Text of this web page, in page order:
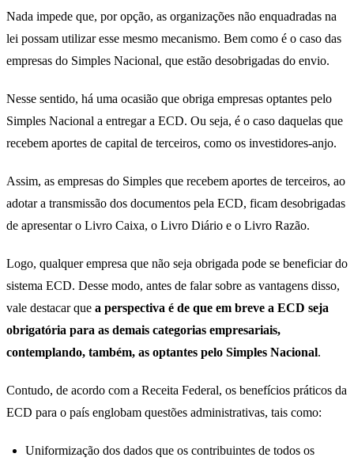
Nada impede que, por opção, as organizações não enquadradas na
lei possam utilizar esse mesmo mecanismo. Bem como é o caso das
empresas do Simples Nacional, que estão desobrigadas do envio.
Nesse sentido, há uma ocasião que obriga empresas optantes pelo
Simples Nacional a entregar a ECD. Ou seja, é o caso daquelas que
recebem aportes de capital de terceiros, como os investidores-anjo.
Assim, as empresas do Simples que recebem aportes de terceiros, ao
adotar a transmissão dos documentos pela ECD, ficam desobrigadas
de apresentar o Livro Caixa, o Livro Diário e o Livro Razão.
​Logo, qualquer empresa que não seja obrigada pode se beneficiar do
sistema ECD. Desse modo, antes de falar sobre as vantagens disso,
vale destacar que a perspectiva é de que em breve a ECD seja
obrigatória para as demais categorias empresariais,
contemplando, também, as optantes pelo Simples Nacional.
Contudo, de acordo com a Receita Federal, os benefícios práticos da
ECD para o país englobam questões administrativas, tais como:
Uniformização dos dados que os contribuintes de todos os